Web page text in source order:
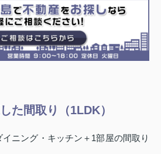
た間取り（1LDK）
ニング・キッチン＋1部屋の間取り